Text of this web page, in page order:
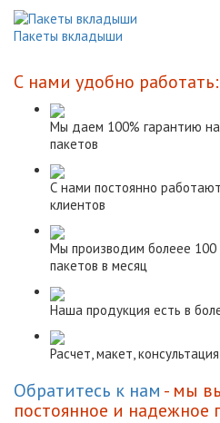
Пакеты вкладыши
С нами удобно работать:
Мы даем 100% гарантию на
пакетов
С нами постоянно
клиентов
Мы производим болеее 100
пакетов в месяц
Наша продукция есть в
Расчет, макет,
Обратитесь к нам - мы
постоянное и надежное